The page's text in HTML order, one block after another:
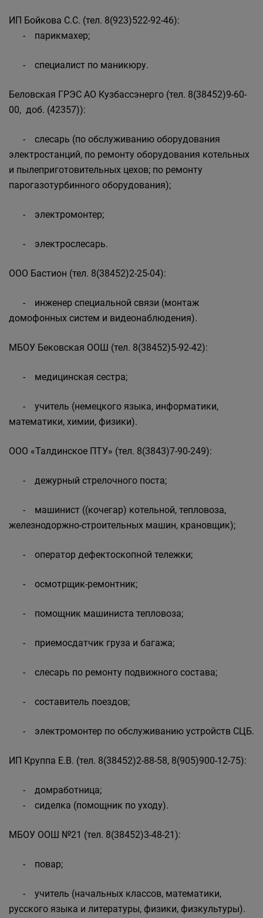
ИП Бойкова С.С. (тел. 8(923)522-92-46):
- парикмахер;
- специалист по маникюру.
Беловская ГРЭС АО Кузбассэнерго (тел. 8(38452)9-60-
00, доб. (42357)):
- слесарь (по обслуживанию оборудования
электростанций, по ремонту оборудования котельных
и пылеприготовительных цехов; по ремонту
парогазотурбинного оборудования);
- электромонтер;
- электрослесарь.
ООО Бастион (тел. 8(38452)2-25-04):
- инженер специальной связи (монтаж
домофонных систем и видеонаблюдения).
МБОУ Бековская ООШ (тел. 8(38452)5-92-42):
- медицинская сестра;
- учитель (немецкого языка, информатики,
математики, химии, физики).
ООО «Талдинское ПТУ» (тел. 8(3843)7-90-249):
- дежурный стрелочного поста;
- машинист ((кочегар) котельной, тепловоза,
железнодоржно-строительных машин, крановщик);
- оператор дефектоскопной тележки;
- осмотрщик-ремонтник;
- помощник машиниста тепловоза;
- приемосдатчик груза и багажа;
- слесарь по ремонту подвижного состава;
- составитель поездов;
- электромонтер по обслуживанию устройств СЦБ.
ИП Круппа Е.В. (тел. 8(38452)2-88-58, 8(905)900-12-75):
- домработница;
- сиделка (помощник по уходу).
МБОУ ООШ №21 (тел. 8(38452)3-48-21):
- повар;
- учитель (начальных классов, математики,
русского языка и литературы, физики, физкультуры).